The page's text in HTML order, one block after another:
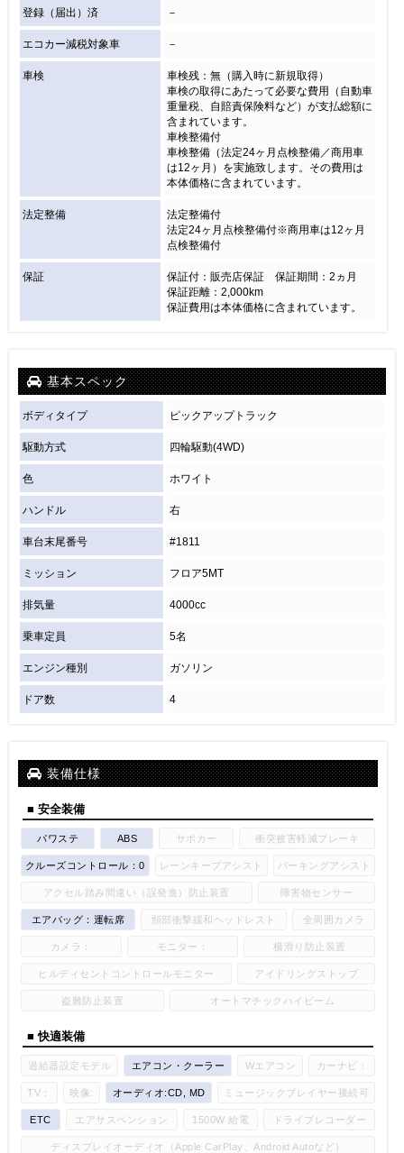
登録（届出）済 －
エコカー減税対象車 －
車検
車検残：無（購入時に新規取得）
車検の取得にあたって必要な費用（自動車
重量税、自賠責保険料など）が支払総額に
含まれています。
車検整備付
車検整備（法定24ヶ月点検整備／商用車
は12ヶ月）を実施致します。その費用は
本体価格に含まれています。
法定整備
法定整備付
法定24ヶ月点検整備付※商用車は12ヶ月
点検整備付
保証
保証付：販売店保証 保証期間：2ヵ月
保証距離：2,000km
保証費用は本体価格に含まれています。
基本スペック
ボディタイプ ピックアップトラック
駆動方式 四輪駆動(4WD)
色 ホワイト
ハンドル 右
車台末尾番号 #1811
ミッション フロア5MT
排気量 4000cc
乗車定員 5名
エンジン種別 ガソリン
ドア数 4
装備仕様
■ 安全装備
パワステ ABS サポカー 衝突被害軽減ブレーキ
クルーズコントロール：0 レーンキープアシスト パーキングアシスト
アクセル踏み間違い（誤発進）防止装置 障害物センサー
エアバッグ：運転席 頸部衝撃緩和ヘッドレスト 全周囲カメラ
カメラ： モニター： 横滑り防止装置
ヒルディセントコントロールモニター アイドリングストップ
盗難防止装置 オートマチックハイビーム
■ 快適装備
過給器設定モデル エアコン・クーラー Wエアコン カーナビ：
TV： 映像: オーディオ:CD, MD ミュージックプレイヤー接続可
ETC エアサスペンション 1500W 給電 ドライブレコーダー
ディスプレイオーディオ（Apple CarPlay、Android Autoなど）